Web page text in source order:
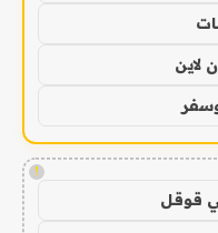
لاين
!
قوقل